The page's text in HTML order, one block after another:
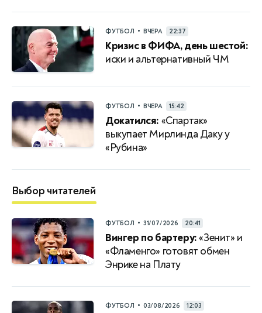
ФУТБОЛ • ВЧЕРА 22:37
Кризис в ФИФА, день шестой:
иски и альтернативный ЧМ
ФУТБОЛ • ВЧЕРА 15:42
Докатился: «Спартак»
выкупает Мирлинда Даку у
«Рубина»
Выбор читателей
ФУТБОЛ • 31/07/2026 20:41
Вингер по бартеру:«Зенит» и
«Фламенго» готовят обмен
Энрике на Плату
ФУТБОЛ • 03/08/2026 12:03